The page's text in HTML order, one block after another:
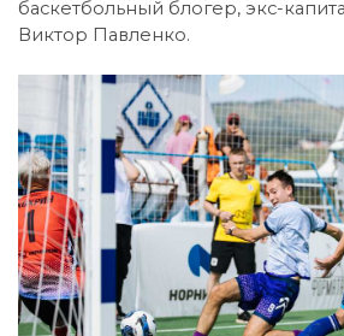
баскетбольный блогер, экс-
Виктор Павленко.